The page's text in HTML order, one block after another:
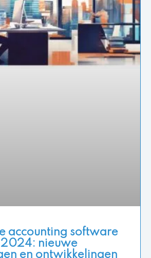
accounting software
nieuwe
en ontwikkelingen